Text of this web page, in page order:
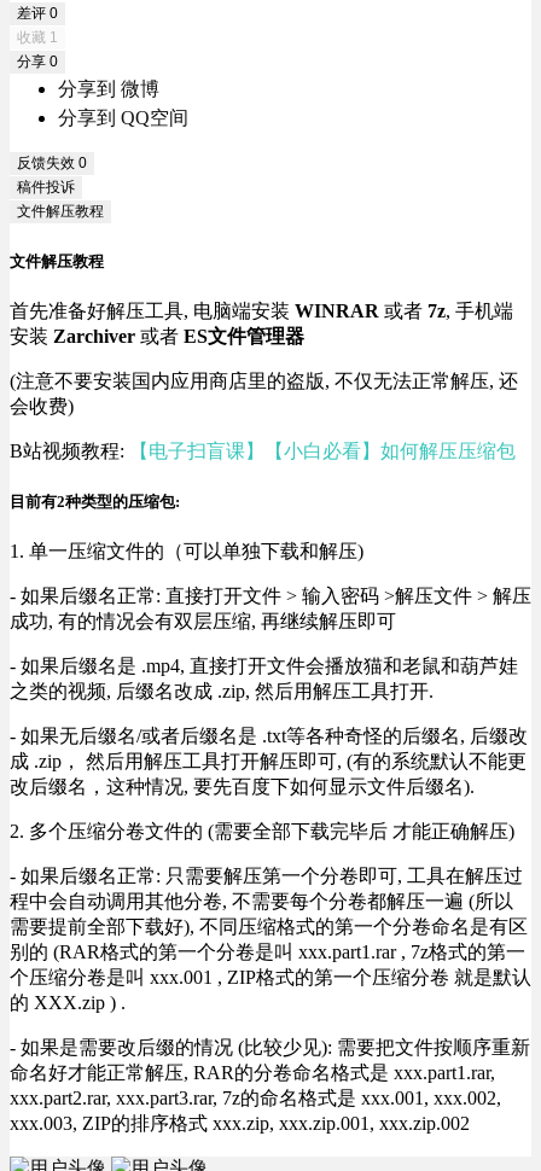
差评 0
收藏 1
分享 0
分享到 微博
分享到 QQ空间
反馈失效 0
稿件投诉
文件解压教程
文件解压教程
首先准备好解压工具, 电脑端安装 WINRAR 或者 7z, 手机端
安装 Zarchiver 或者 ES文件管理器
(注意不要安装国内应用商店里的盗版, 不仅无法正常解压, 还
会收费)
B站视频教程: 【电子扫盲课】【小白必看】如何解压压缩包
目前有2种类型的压缩包:
1. 单一压缩文件的（可以单独下载和解压)
- 如果后缀名正常: 直接打开文件 > 输入密码 >解压文件 > 解压
成功, 有的情况会有双层压缩, 再继续解压即可
- 如果后缀名是 .mp4, 直接打开文件会播放猫和老鼠和葫芦娃
之类的视频, 后缀名改成 .zip, 然后用解压工具打开.
- 如果无后缀名/或者后缀名是 .txt等各种奇怪的后缀名, 后缀改
成 .zip， 然后用解压工具打开解压即可, (有的系统默认不能更
改后缀名，这种情况, 要先百度下如何显示文件后缀名).
2. 多个压缩分卷文件的 (需要全部下载完毕后 才能正确解压)
- 如果后缀名正常: 只需要解压第一个分卷即可, 工具在解压过
程中会自动调用其他分卷, 不需要每个分卷都解压一遍 (所以
需要提前全部下载好), 不同压缩格式的第一个分卷命名是有区
别的 (RAR格式的第一个分卷是叫 xxx.part1.rar , 7z格式的第一
个压缩分卷是叫 xxx.001 , ZIP格式的第一个压缩分卷 就是默认
的 XXX.zip ) .
- 如果是需要改后缀的情况 (比较少见): 需要把文件按顺序重新
命名好才能正常解压, RAR的分卷命名格式是 xxx.part1.rar,
xxx.part2.rar, xxx.part3.rar, 7z的命名格式是 xxx.001, xxx.002,
xxx.003, ZIP的排序格式 xxx.zip, xxx.zip.001, xxx.zip.002